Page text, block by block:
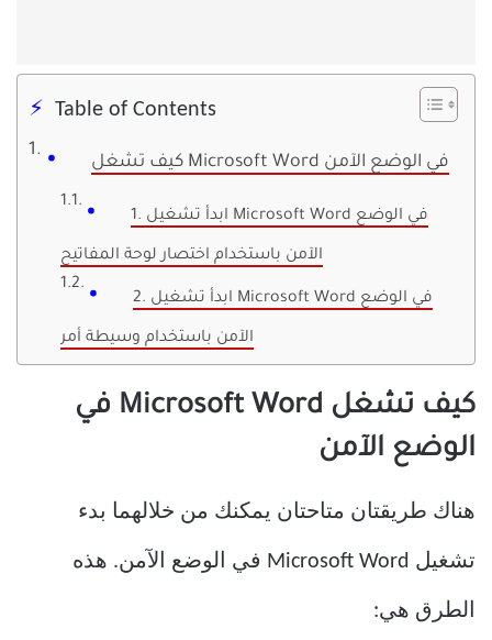
Table of Contents
كيف تشغل Microsoft Word في الوضع الآمن
1. ابدأ تشغيل Microsoft Word في الوضع
الآمن باستخدام اختصار لوحة المفاتيح
2. ابدأ تشغيل Microsoft Word في الوضع
الآمن باستخدام وسيطة أمر
كيف تشغل Microsoft Word في
الوضع الآمن
هناك طريقتان متاحتان يمكنك من خلالهما بدء
تشغيل Microsoft Word في الوضع الآمن. هذه
الطرق هي: